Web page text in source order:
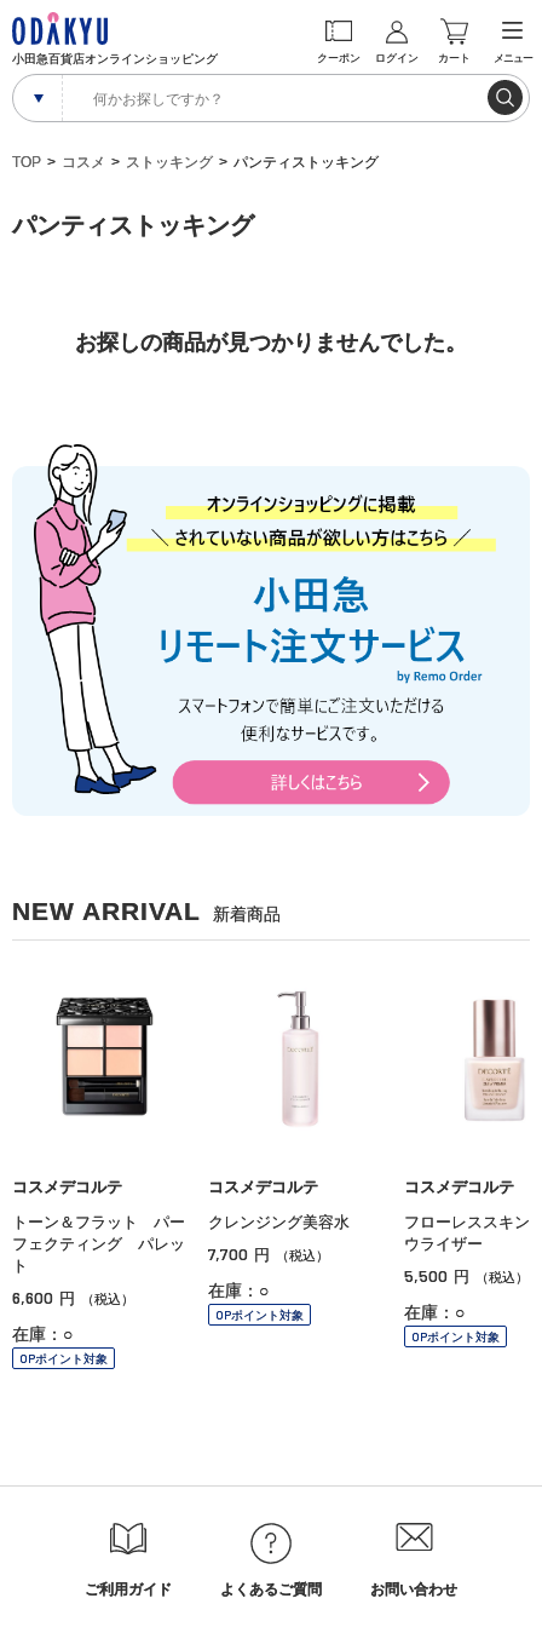
小田急百貨店オンラインショッピング クーポン ログイン カート メニュー
TOP コスメ ストッキング パンティストッキング
パンティストッキング
お探しの商品が見つかりませんでした。
NEW ARRIVAL 新着商品
コスメデコルテ
トーン＆フラット パー
フェクティング パレッ
ト
6,600 円 （税込）
在庫：○
OPポイント対象
コスメデコルテ
クレンジング美容水
7,700 円 （税込）
在庫：○
OPポイント対象
コスメデコルテ
フローレススキ
ウライザー
5,500 円 （税込）
在庫：○
OPポイント対象
ご利用ガイド よくあるご質問 お問い合わせ